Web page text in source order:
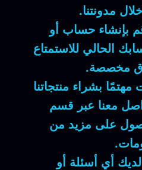
مدونتنا.
بإنشاء حساب أو
الحالي للاستمتاع
مخصصة.
مهتمًا بشراء منتجاتنا
معنا عبر قسم
على مزيد من
لديك أي أسئلة أو